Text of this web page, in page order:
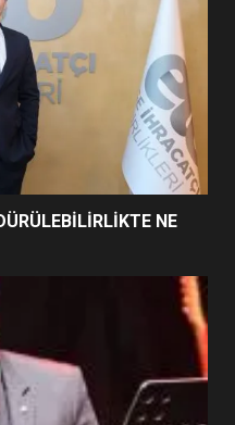
SATRANÇ
NEYİ
BELEDİYESPOR’DA
NASIL
NE